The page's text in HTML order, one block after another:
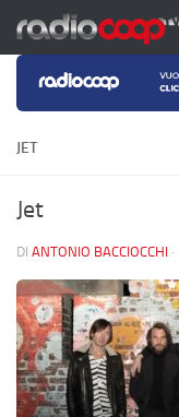
Salta al contenuto
JET
Jet
DI ANTONIO BACCIOCCHI ·